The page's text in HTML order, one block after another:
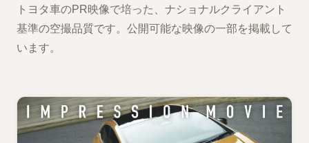
トヨタ車のPR映像で培った、ナショナルクライアント
基準の空撮品質です。公開可能な映像の一部を掲載して
います。